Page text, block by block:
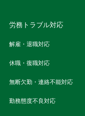
労務トラブル対応
解雇・退職対応
休職・復職対応
無断欠勤・連絡不能対応
勤務態度不良対応